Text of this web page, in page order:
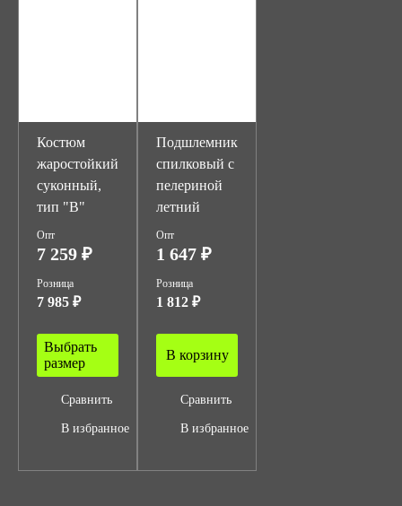
Костюм
жаростойкий
суконный,
тип "В"
Опт
7 259 ₽
Розница
7 985 ₽
Выбрать
размер
Сравнить
В избранное
Подшлемник
спилковый с
пелериной
летний
Опт
1 647 ₽
Розница
1 812 ₽
В корзину
Сравнить
В избранное